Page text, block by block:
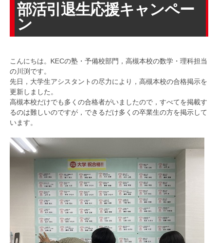
部活引退生応援キャンペー
ン
こんにちは。KECの塾・予備校部門，高槻本校の数学・理科担当
の川渕です。
先日，大学生アシスタントの尽力により，高槻本校の合格掲示を
更新しました。
高槻本校だけでも多くの合格者がいましたので，すべてを掲載す
るのは難しいのですが，できるだけ多くの卒業生の方を掲示して
います。